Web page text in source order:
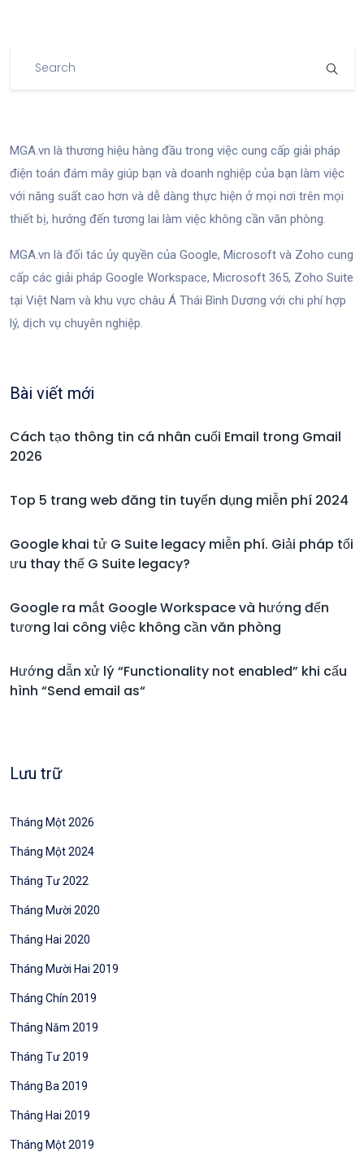
MGA.vn là thương hiệu hàng đầu trong việc cung cấp giải pháp
điện toán đám mây giúp bạn và doanh nghiệp của bạn làm việc
với năng suất cao hơn và dễ dàng thực hiện ở mọi nơi trên mọi
thiết bị, hướng đến tương lai làm việc không cần văn phòng.
MGA.vn là đối tác ủy quyền của Google, Microsoft và Zoho cung
cấp các giải pháp Google Workspace, Microsoft 365, Zoho Suite
tại Việt Nam và khu vực châu Á Thái Bình Dương với chi phí hợp
lý, dịch vụ chuyên nghiệp.
Bài viết mới
Cách tạo thông tin cá nhân cuối Email trong Gmail
2026
Top 5 trang web đăng tin tuyển dụng miễn phí 2024
Google khai tử G Suite legacy miễn phí. Giải pháp tối
ưu thay thế G Suite legacy?
Google ra mắt Google Workspace và hướng đến
tương lai công việc không cần văn phòng
Hướng dẫn xử lý “Functionality not enabled” khi cấu
hình “Send email as“
Lưu trữ
Tháng Một 2026
Tháng Một 2024
Tháng Tư 2022
Tháng Mười 2020
Tháng Hai 2020
Tháng Mười Hai 2019
Tháng Chín 2019
Tháng Năm 2019
Tháng Tư 2019
Tháng Ba 2019
Tháng Hai 2019
Tháng Một 2019